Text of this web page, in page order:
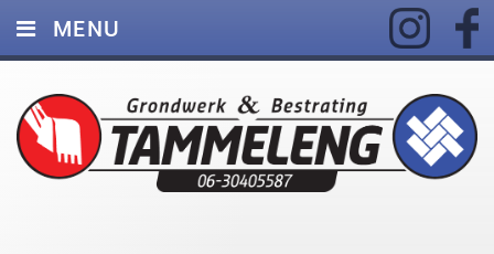
MENU
DIENSTEN
FOTO’S